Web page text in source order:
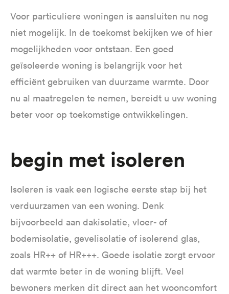
Voor particuliere woningen is aansluiten nu nog
niet mogelijk. In de toekomst bekijken we of hier
mogelijkheden voor ontstaan. Een goed
geïsoleerde woning is belangrijk voor het
efficiënt gebruiken van duurzame warmte. Door
nu al maatregelen te nemen, bereidt u uw woning
beter voor op toekomstige ontwikkelingen.
Begin met isoleren
Isoleren is vaak een logische eerste stap bij het
verduurzamen van een woning. Denk
bijvoorbeeld aan dakisolatie, vloer- of
bodemisolatie, gevelisolatie of isolerend glas,
zoals HR++ of HR+++. Goede isolatie zorgt ervoor
dat warmte beter in de woning blijft. Veel
bewoners merken dit direct aan het wooncomfort